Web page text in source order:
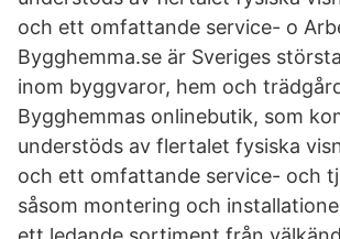
och ett omfattande service- o
Bygghemma.se är Sveriges
inom byggvaror, hem och
Bygghemmas onlinebutik, som
understöds av flertalet fysiska
och ett omfattande service- och
såsom montering och